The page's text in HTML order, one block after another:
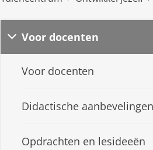
Voor docenten
Voor docenten
Didactische aanbevelingen
Opdrachten en lesideeën